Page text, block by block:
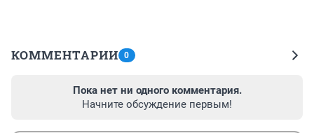
КОММЕНТАРИИ 0
Пока нет ни одного комментария.
Начните обсуждение первым!